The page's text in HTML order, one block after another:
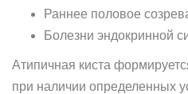
Раннее половое
Болезни эндокринной
Атипичная киста
при наличии определенных